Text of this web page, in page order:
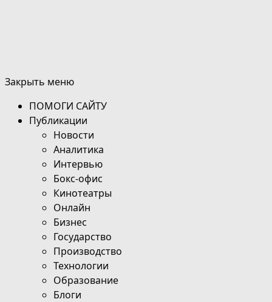
Закрыть меню
ПОМОГИ САЙТУ
Публикации
Новости
Аналитика
Интервью
Бокс-офис
Кинотеатры
Онлайн
Бизнес
Государство
Производство
Технологии
Образование
Блоги